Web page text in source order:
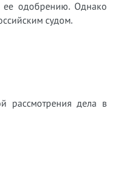
одобрению. Однако
судом.
рассмотрения дела в